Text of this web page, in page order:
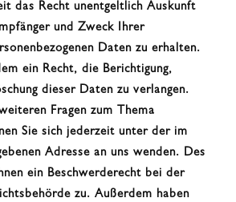
das Recht unentgeltlich Auskunft
und Zweck Ihrer
Daten zu erhalten.
ein Recht, die Berichtigung,
dieser Daten zu verlangen.
Fragen zum Thema
Sie sich jederzeit unter der im
Adresse an uns wenden. Des
ein Beschwerderecht bei der
zu. Außerdem haben